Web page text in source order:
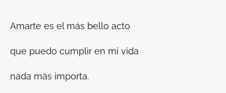
Amarte es el más bello acto
que puedo cumplir en mi vida
nada más importa.